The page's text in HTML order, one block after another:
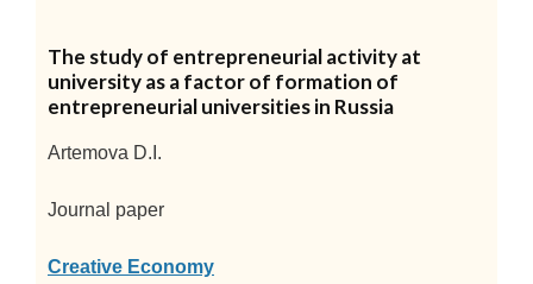
The study of entrepreneurial activity at
university as a factor of formation of
entrepreneurial universities in Russia
Artemova D.I.
Journal paper
Creative Economy